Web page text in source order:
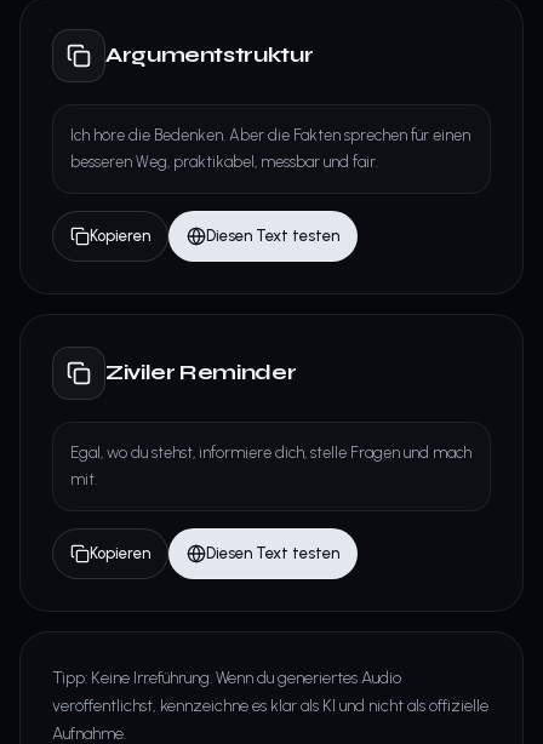
Argumentstruktur
Ich höre die Bedenken. Aber die Fakten sprechen für einen
besseren Weg, praktikabel, messbar und fair.
Kopieren Diesen Text testen
Ziviler Reminder
Egal, wo du stehst, informiere dich, stelle Fragen und mach
mit.
Kopieren Diesen Text testen
Tipp: Keine Irreführung. Wenn du generiertes Audio
veröffentlichst, kennzeichne es klar als KI und nicht als offizielle
Aufnahme.